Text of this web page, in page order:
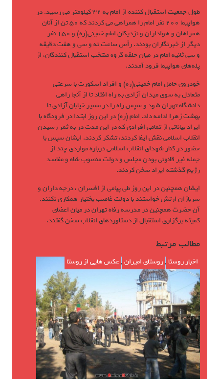
طول جمعيت استقبال كننده از امام به 32 كيلومتر مي رسيد. در
هواپيما 200 نفر امام را همراهي مي كردند كه 50 تن از آنان
همراهان و هواداران و نزديكان امام خميني(ره) و 150 نفر
ديگر از خبرنگاران بودند. رأس ساعت نه و سي و هفت دقيقه
و سي ثانيه امام در ميان حلقه گروه منتخب استقبال كنندگان، از
پله‌هاي هواپيما فرود آمدند.
خودروي حامل امام خميني(ره) و افراد اسكورت با سرعتي
متعادل به سوي ميدان آزادي به راه افتاد تا از آنجا راهي
دانشگاه تهران شود و سپس راه را در مسير خيابان آزادي تا
بهشت زهرا ادامه داد. امام (ره) در اين روز ابتدا در فرودگاه با
ايراد بياناتي از تمامي افرادي كه در اين مدت در به ثمر رسيدن
انقلاب اسلامي نقش ايفا كردند، تشكر كردند. ايشان سپس با
حضور در كنار شهداي انقلاب اسلامي درباره مواردي چند از
جمله غير قانوني بودن مجلس و دولت منصوب شاه و مفاسد
رژيم گذشته ايراد سخن كردند.
ايشان همچنين در اين روز طي پيامي از افسران ، در‌جه داران و
سربازان ارتش خواستند با دولت غاصب بختيار همكاري نكنند.
آن حضرت همچنين در مدرسه رفاه تهران در ميان اعضاي
كميته برگزاري استقبال از دستاوردهاي انقلاب سخن گفتند.
مطالب مرتبط
اخبار روستا ,روستای امیران,عکس هایی از روستا